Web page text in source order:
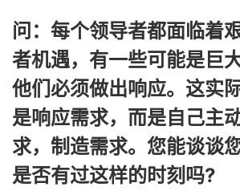
问：每个领导者都面临着
者机遇，有一些可能是巨
他们必须做出响应。这实
是响应需求，而是自己主
求，制造需求。您能谈谈
是否有过这样的时刻吗?